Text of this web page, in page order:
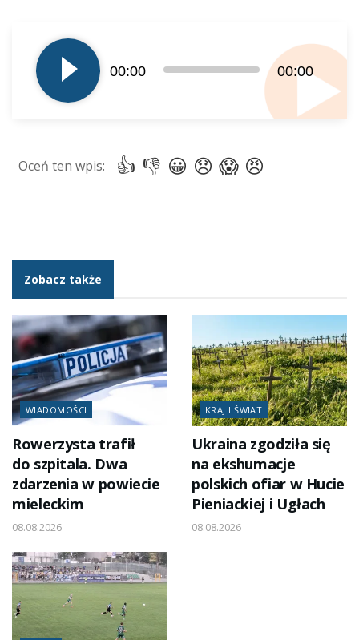
plików
dźwiękowych
00:00 00:00
Zobacz także
WIADOMOŚCI
Rowerzysta trafił
do szpitala. Dwa
zdarzenia w powiecie
mieleckim
08.08.2026
KRAJ I ŚWIAT
Ukraina zgodziła się
na ekshumacje
polskich ofiar w Hucie
Pieniackiej i Ugłach
08.08.2026